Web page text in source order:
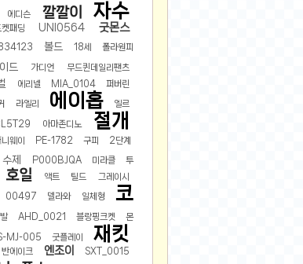
에디슨 깔깔이 자수
켓패딩 UNI0564 굿몬스
볼드 18세 폴라원피
드 가디언
무드퀸데일리팬츠
에리넬 MIA_0104 퍼버린
라엘리 에이홉 엘르
아마존디노 절개
니웨이 PE-1782 구피 2단계
수제 P000BJQA 미라클
투
호일 액트 틸드 그레이시
00497 델라와 일체형
코
AHD_0021 블랑핑크켓 몬
MJ-005 굿플레이 재킷
반에이크 엔조이
SXT_0015